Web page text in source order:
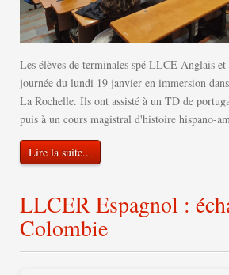
Les élèves de terminales spé LLCE Anglais
journée du lundi 19 janvier en immersion
La Rochelle. Ils ont assisté à un TD de
puis à un cours magistral d'histoire hispano-
Lire la suite...
LLCER Espagnol :
Colombie